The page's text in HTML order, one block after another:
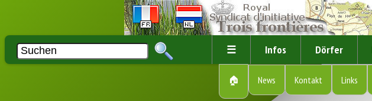
☰ Infos Dörfer
🏠 News Kontakt Links